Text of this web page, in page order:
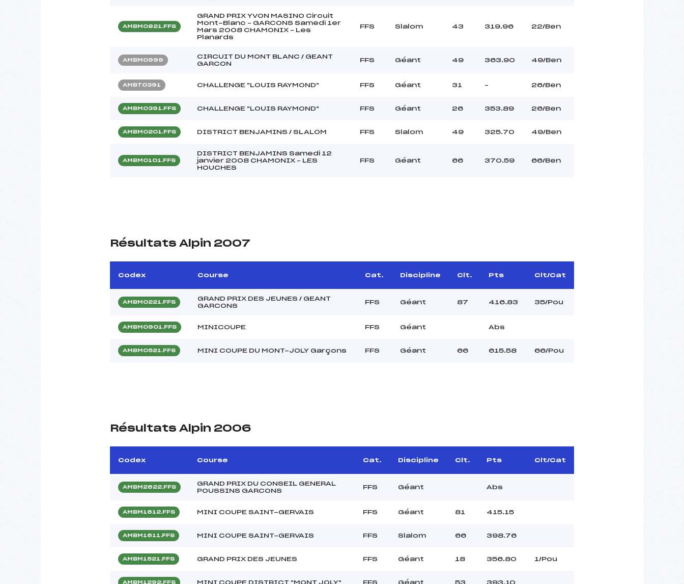
AMBM0821.FFS
GRAND PRIX YVON MASINO Circuit
Mont-Blanc – GARCONS Samedi 1er
Mars 2008 CHAMONIX – Les
Planards
FFS Slalom 43 319.96 22/Ben
AMBM0999
CIRCUIT DU MONT BLANC / GEANT
GARCON
FFS Géant 49 363.90 49/Ben
AMBT0391 CHALLENGE "LOUIS RAYMOND" FFS Géant 31 – 26/Ben
AMBM0391.FFS CHALLENGE "LOUIS RAYMOND" FFS Géant 26 353.89 26/Ben
AMBM0201.FFS DISTRICT BENJAMINS / SLALOM FFS Slalom 49 325.70 49/Ben
AMBM0101.FFS
DISTRICT BENJAMINS Samedi 12
janvier 2008 CHAMONIX – LES
HOUCHES
FFS Géant 66 370.59 66/Ben
Résultats Alpin 2007
Codex Course Cat. Discipline Clt. Pts Clt/Cat
AMBM0221.FFS
GRAND PRIX DES JEUNES / GEANT
GARCONS
FFS Géant 87 416.83 35/Pou
AMBM0901.FFS MINICOUPE FFS Géant Abs
AMBM0521.FFS MINI COUPE DU MONT-JOLY Garçons FFS Géant 66 615.58 66/Pou
Résultats Alpin 2006
Codex Course Cat. Discipline Clt. Pts Clt/Cat
AMBM2622.FFS
GRAND PRIX DU CONSEIL GENERAL
POUSSINS GARCONS
FFS Géant Abs
AMBM1612.FFS MINI COUPE SAINT-GERVAIS FFS Géant 81 415.15
AMBM1611.FFS MINI COUPE SAINT-GERVAIS FFS Slalom 66 398.76
AMBM1521.FFS GRAND PRIX DES JEUNES FFS Géant 18 356.80 1/Pou
AMBM1292.FFS MINI COUPE DISTRICT "MONT JOLY" FFS Géant 53 393.10